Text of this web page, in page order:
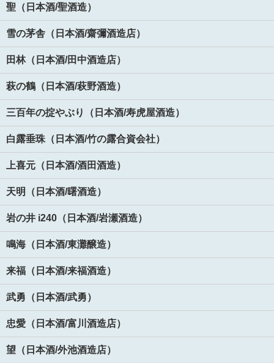
聖（日本酒/聖酒造）
雪の茅舎（日本酒/齋彌酒造店）
田林（日本酒/田中酒造店）
萩の鶴（日本酒/萩野酒造）
三百年の掟やぶり（日本酒/寿虎屋酒造）
白露垂珠（日本酒/竹の露合資会社）
上喜元（日本酒/酒田酒造）
天明（日本酒/曙酒造）
岩の井 i240（日本酒/岩瀬酒造）
鳴海（日本酒/東灘醸造）
来福（日本酒/来福酒造）
武勇（日本酒/武勇）
忠愛（日本酒/富川酒造店）
望（日本酒/外池酒造店）